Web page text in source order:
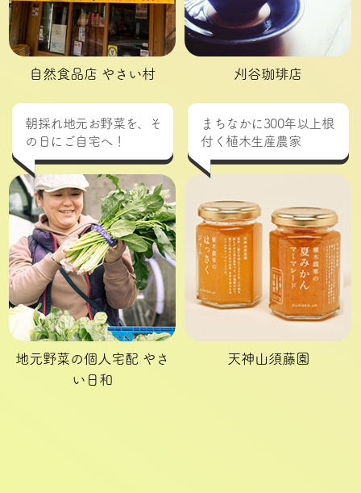
自然食品店 やさい村 刈谷珈琲店
地元野菜の個人宅配 やさ
い日和
朝採れ地元お野菜を、そ
の日にご自宅へ！
天神山須藤園
まちなかに300年以上根
付く植木生産農家